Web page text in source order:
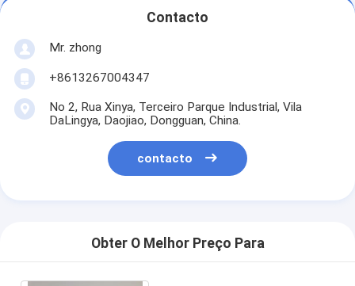
Contacto
Mr. zhong
+8613267004347
No 2, Rua Xinya, Terceiro Parque Industrial, Vila
DaLingya, Daojiao, Dongguan, China.
contacto
Obter O Melhor Preço Para